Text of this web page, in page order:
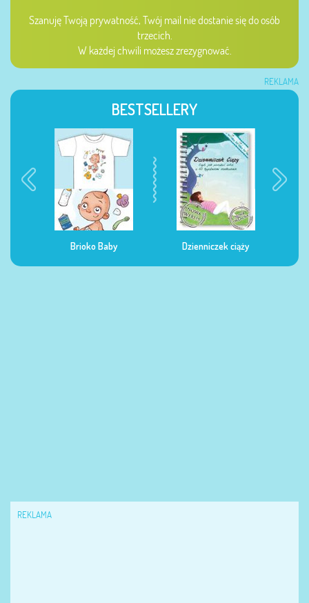
Szanuję Twoją prywatność, Twój mail nie dostanie się do osób
trzecich.
W każdej chwili możesz zrezygnować.
REKLAMA
BESTSELLERY
Dzienniczek ciąży Dzienniczek
REKLAMA